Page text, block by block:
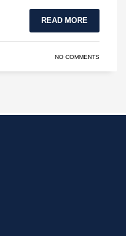
READ MORE
NO COMMENTS